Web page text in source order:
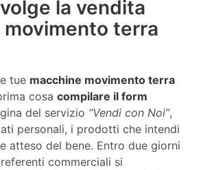
la vendita
terra
tue macchine movimento terra
cosa compilare il form
del servizio “Vendi con Noi”,
personali, i prodotti che intendi
atteso del bene. Entro due giorni
commerciali si